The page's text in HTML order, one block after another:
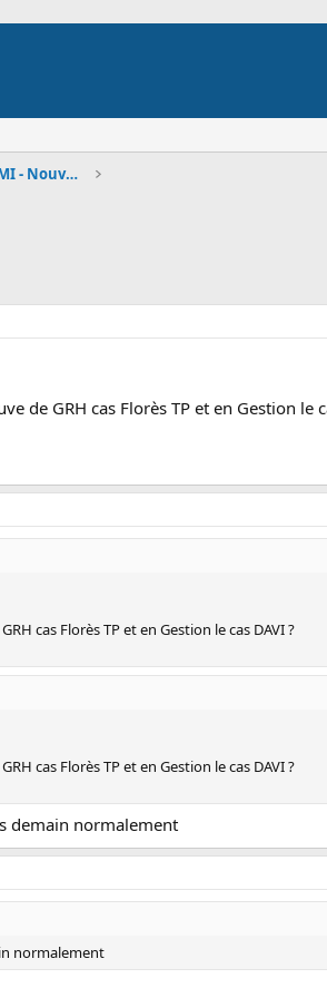
BTS AG - Assistant Gestion PME PMI - Nouveau référ
de GRH cas Florès TP et en Gestion le
cas Florès TP et en Gestion le cas DAVI ?
cas Florès TP et en Gestion le cas DAVI ?
demain normalement
normalement